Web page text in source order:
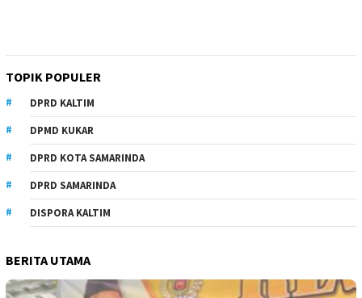
TOPIK POPULER
DPRD KALTIM
DPMD KUKAR
DPRD KOTA SAMARINDA
DPRD SAMARINDA
DISPORA KALTIM
BERITA UTAMA